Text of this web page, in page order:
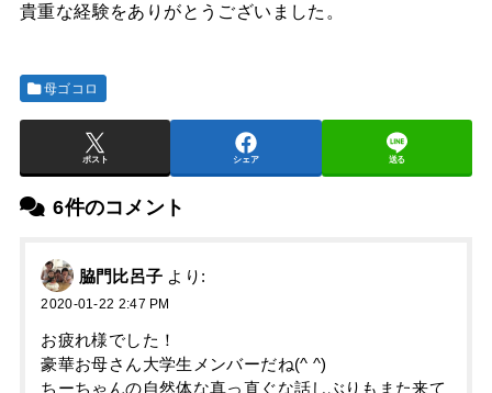
貴重な経験をありがとうございました。
母ゴコロ
ポスト シェア 送る
6件のコメント
脇門比呂子 より:
2020-01-22 2:47 PM
お疲れ様でした！
豪華お母さん大学生メンバーだね(^ ^)
ちーちゃんの自然体な真っ直ぐな話しぶりもまた来て